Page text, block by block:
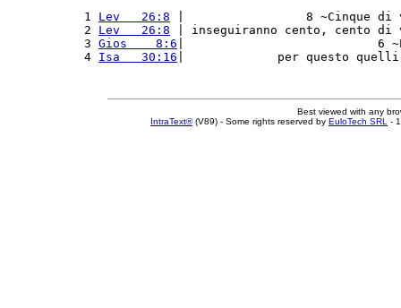
1 Lev   26:8 |                 8 ~Cinque di
2 Lev   26:8 | inseguiranno cento, cento
3 Gios    8:6 |                           6
4 Isa   30:16 |             per questo quelli
Best viewed with any
IntraText®(V89) - Some rights reserved by EuloTech SRL -